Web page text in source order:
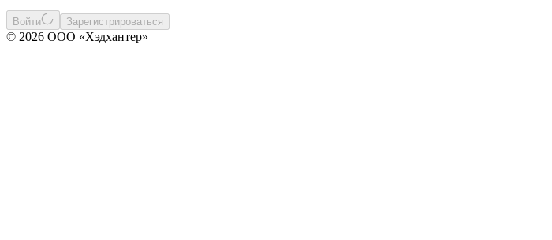
Войти Зарегистрироваться
© 2026 ООО «Хэдхантер»